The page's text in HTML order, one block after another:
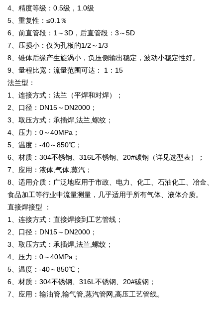
4、精度等级：0.5级，1.0级
5、重复性：≤0.1％
6、前直管段：1～3D，后直管段：3～5D
7、压损小：仅为孔板的1/2～1/3
8、锥体后缘产生旋涡小，负压侧输出稳定，波动小稳定性好。
9、量程比宽：流量范围可达： 1：15
法兰型：
1、连接方式：法兰（平焊和对焊）；
2、口径：DN15～DN2000；
3、取压方式：承插焊,法兰,螺纹；
4、压力：0～40MPa；
5、温度：-40～850℃；
6、材质：304不锈钢、316L不锈钢、20#碳钢（详见选型表）；
7、应用：液体,气体,蒸汽；
8、适用介质：广泛地应用于市政、电力、化工、石油化工、冶金、
食品加工等行业中流量测量，几乎适用于所有气体、液体介质。
直接焊接型 ：
1、连接方式：直接焊接到工艺管线；
2、口径：DN15～DN2000；
3、取压方式：承插焊,法兰,螺纹；
4、压力：0～40MPa；
5、温度：-40～850℃；
6、材质：304不锈钢、316L不锈钢、20#碳钢；
7、应用：输油管,输气管,蒸汽管网,高压工艺管线。